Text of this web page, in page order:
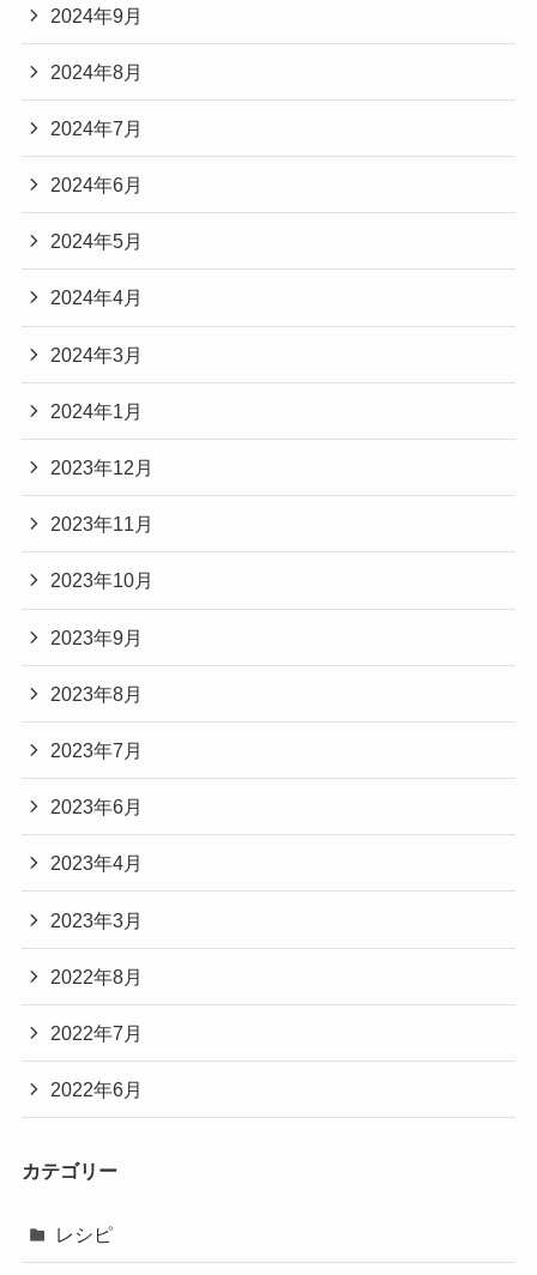
2024年9月
2024年8月
2024年7月
2024年6月
2024年5月
2024年4月
2024年3月
2024年1月
2023年12月
2023年11月
2023年10月
2023年9月
2023年8月
2023年7月
2023年6月
2023年4月
2023年3月
2022年8月
2022年7月
2022年6月
カテゴリー
レシピ